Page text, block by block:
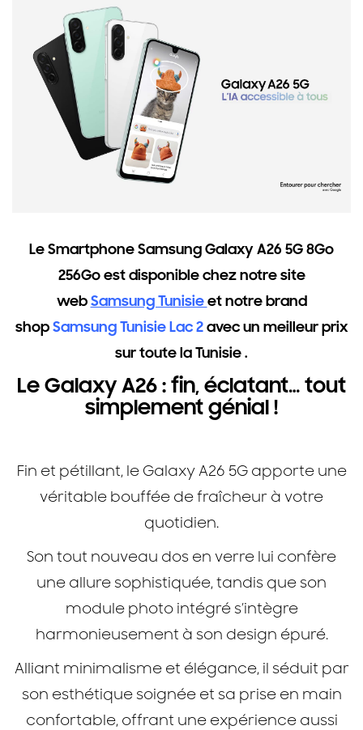
LeSmartphone Samsung Galaxy A26 5G 8Go
256Go est disponible chez notre site
webSamsung Tunisieet notre brand
shopSamsung Tunisie Lac 2avec un meilleur prix
sur toute la Tunisie .
Le Galaxy A26 : fin, éclatant… tout
simplement génial !
Fin et pétillant, le Galaxy A26 5G apporte une
véritable bouffée de fraîcheur à votre
quotidien.
Son tout nouveau dos en verre lui confère
une allure sophistiquée, tandis que son
module photo intégré s’intègre
harmonieusement à son design épuré.
Alliant minimalisme et élégance, il séduit par
son esthétique soignée et sa prise en main
confortable, offrant une expérience aussi